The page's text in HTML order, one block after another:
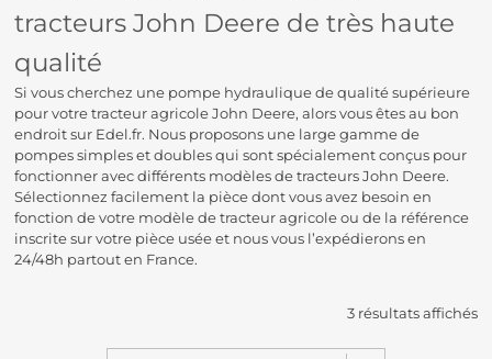
tracteurs John Deere de très haute
qualité
Si vous cherchez une pompe hydraulique de qualité supérieure
pour votre tracteur agricole John Deere, alors vous êtes au bon
endroit sur Edel.fr. Nous proposons une large gamme de
pompes simples et doubles qui sont spécialement conçus pour
fonctionner avec différents modèles de tracteurs John Deere.
Sélectionnez facilement la pièce dont vous avez besoin en
fonction de votre modèle de tracteur agricole ou de la référence
inscrite sur votre pièce usée et nous vous l’expédierons en
24/48h partout en France.
3 résultats affichés